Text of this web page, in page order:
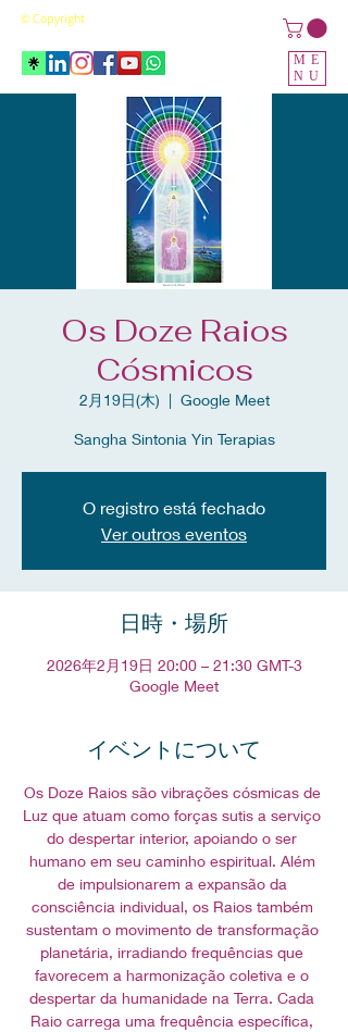
ME
NU
© Copyright
Os Doze Raios
Cósmicos
2月19日(木)
  |
Google Meet
Sangha Sintonia Yin Terapias
O registro está fechado
Ver outros eventos
日時・場所
2026年2月19日 20:00 – 21:30 GMT-3
Google Meet
イベントについて
Os Doze Raios são vibrações cósmicas de
Luz que atuam como forças sutis a serviço
do despertar interior, apoiando o ser
humano em seu caminho espiritual. Além
de impulsionarem a expansão da
consciência individual, os Raios também
sustentam o movimento de transformação
planetária, irradiando frequências que
favorecem a harmonização coletiva e o
despertar da humanidade na Terra. Cada
Raio carrega uma frequência específica,